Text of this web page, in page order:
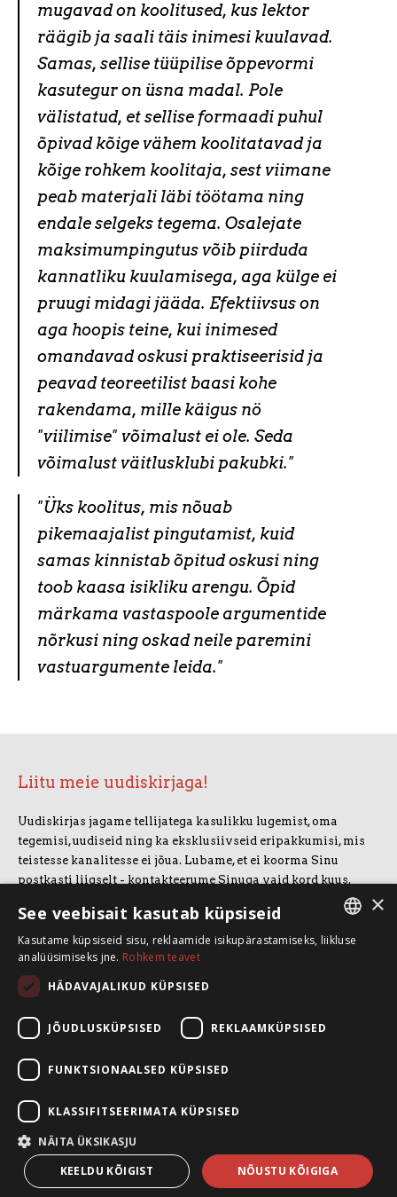
mugavad on koolitused, kus lektor
räägib ja saali täis inimesi kuulavad.
Samas, sellise tüüpilise õppevormi
kasutegur on üsna madal. Pole
välistatud, et sellise formaadi puhul
õpivad kõige vähem koolitatavad ja
kõige rohkem koolitaja, sest viimane
peab materjali läbi töötama ning
endale selgeks tegema. Osalejate
maksimumpingutus võib piirduda
kannatliku kuulamisega, aga külge ei
pruugi midagi jääda. Efektiivsus on
aga hoopis teine, kui inimesed
omandavad oskusi praktiseerisid ja
peavad teoreetilist baasi kohe
rakendama, mille käigus nö
"viilimise" võimalust ei ole. Seda
võimalust väitlusklubi pakubki."
"Üks koolitus, mis nõuab
pikemaajalist pingutamist, kuid
samas kinnistab õpitud oskusi ning
toob kaasa isikliku arengu. Õpid
märkama vastaspoole argumentide
nõrkusi ning oskad neile paremini
vastuargumente leida."
Liitu meie uudiskirjaga!
Uudiskirjas jagame tellijatega kasulikku lugemist, oma
tegemisi, uudiseid ning ka eksklusiivseid eripakkumisi, mis
teistesse kanalitesse ei jõua. Lubame, et ei koorma Sinu
postkasti liigselt - kontakteerume Sinuga vaid kord kuus.
LIITUN UUDISKIRJAGA
Koolitusruum ja kontor: Telliskivi 60/A3, 10412 Tallinn
+372 5388 4854
info@speaksmart.ee
Leia meid sotsiaalmeediast:
Facebook
LinkedIn
Instagram
×
See veebisait kasutab küpsiseid
Kasutame küpsiseid sisu, reklaamide isikupärastamiseks, liikluse
analüüsimiseks jne. Rohkem teavet
HÄDAVAJALIKUD KÜPSISED
JÕUDLUSKÜPSISED REKLAAMKÜPSISED
FUNKTSIONAALSED KÜPSISED
KLASSIFITSEERIMATA KÜPSISED
NÄITA ÜKSIKASJU
NÕUSTU KÕIGIGA
KEELDU KÕIGIST